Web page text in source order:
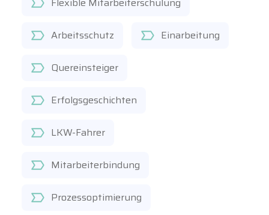
Arbeitsschutz Einarbeitung
Quereinsteiger
Erfolgsgeschichten
LKW-Fahrer
Mitarbeiterbindung
Prozessoptimierung